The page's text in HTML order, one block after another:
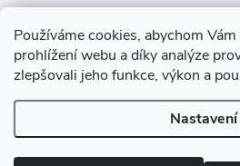
Používáme cookies, abychom
prohlížení webu a díky analýze
zlepšovali jeho funkce, výkon a
Nastavení
Z
á
Drevobis Horoměřice.
nastavení